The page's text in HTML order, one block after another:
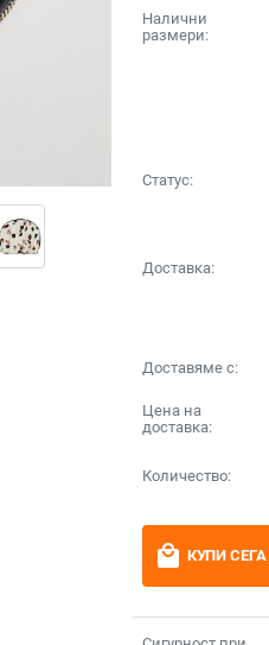
Налични
размери:
Статус:
Доставка:
Доставяме с:
Цена на
доставка:
Количество:
local_mall КУПИ СЕГА